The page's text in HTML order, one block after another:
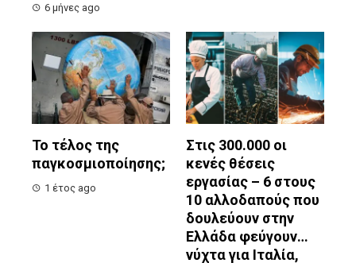
6 μήνες ago
Το τέλος της
παγκοσμιοποίησης;
1 έτος ago
Στις 300.000 οι
κενές θέσεις
εργασίας – 6 στους
10 αλλοδαπούς που
δουλεύουν στην
Ελλάδα φεύγουν…
νύχτα για Ιταλία,